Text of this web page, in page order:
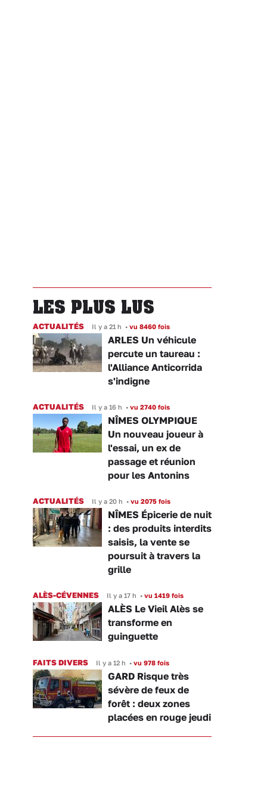
LES PLUS LUS
ACTUALITÉS Il y a 21 h • vu 8460 fois
ARLES Un véhicule
percute un taureau :
l'Alliance Anticorrida
s'indigne
ACTUALITÉS Il y a 16 h • vu 2740 fois
NÎMES OLYMPIQUE
Un nouveau joueur à
l'essai, un ex de
passage et réunion
pour les Antonins
ACTUALITÉS Il y a 20 h • vu 2075 fois
NÎMES Épicerie de nuit
: des produits interdits
saisis, la vente se
poursuit à travers la
grille
ALÈS-CÉVENNES Il y a 17 h • vu 1419 fois
ALÈS Le Vieil Alès se
transforme en
guinguette
FAITS DIVERS Il y a 12 h • vu 978 fois
GARD Risque très
sévère de feux de
forêt : deux zones
placées en rouge jeudi